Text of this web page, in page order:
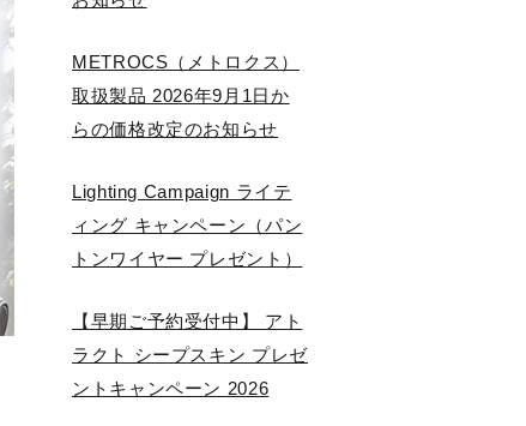
METROCS（メトロクス）
取扱製品 2026年9月1日か
らの価格改定のお知らせ
Lighting Campaign ライテ
ィング キャンペーン（パン
トンワイヤー プレゼント）
【早期ご予約受付中】 アト
ラクト シープスキン プレゼ
ントキャンペーン 2026